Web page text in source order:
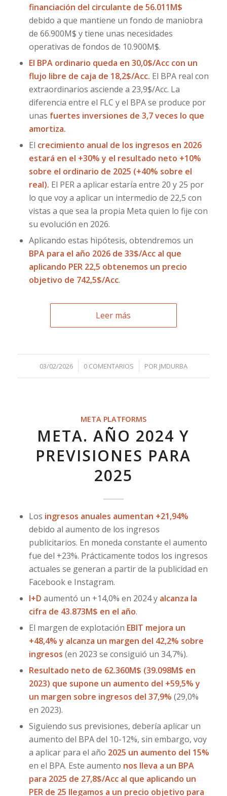
financiación del circulante de 56.011M$
debido a que mantiene un fondo de maniobra
de 66.900M$ y tiene unas necesidades
operativas de fondos de 10.900M$.
El BPA ordinario queda en 30,0$/Acc con un
flujo libre de caja de 18,2$/Acc. El BPA real con
extraordinarios asciende a 23,9$/Acc. La
diferencia entre el FLC y el BPA se produce por
unas fuertes inversiones de 3,7 veces lo que
amortiza.
El crecimiento anual de los ingresos en 2026
estará en el +30% y el resultado neto +10%
sobre el ordinario de 2025 (+40% sobre el
real). El PER a aplicar estaría entre 20 y 25 por
lo que voy a aplicar un intermedio de 22,5 con
vistas a que sea la propia Meta quien lo fije con
su evolución en 2026.
Aplicando estas hipótesis, obtendremos un
BPA para el año 2026 de 33$/Acc al que
aplicando PER 22,5 obtenemos un precio
objetivo de 742,5$/Acc.
Leer más
03/02/2026
/ 0 COMENTARIOS
/ POR JMDURBA
META PLATFORMS
META. AÑO 2024 Y
PREVISIONES PARA
2025
Los ingresos anuales aumentan +21,94%
debido al aumento de los ingresos
publicitarios. En moneda constante el aumento
fue del +23%. Prácticamente todos los ingresos
actuales se generan a partir de la publicidad en
Facebook e Instagram.
I+D aumentó un +14,0% en 2024 yalcanza la
cifra de 43.873M$ en el año.
El margen de explotación EBIT mejora un
+48,4% y alcanza un margen del 42,2% sobre
ingresos (en 2023 se consiguió un 34,7%).
Resultado neto de 62.360M$ (39.098M$ en
2023) que supone un aumento del +59,5% y
un margen sobre ingresos del 37,9% (29,0%
en 2023).
Siguiendo sus previsiones, debería aplicar un
aumento del BPA del 10-12%, sin embargo, voy
a aplicar para el año 2025 un aumento del 15%
en el BPA. Este aumento nos lleva a un BPA
para 2025 de 27,8$/Acc al que aplicando un
PER de 25 llegamos a un precio objetivo para